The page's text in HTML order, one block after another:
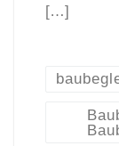
[…]